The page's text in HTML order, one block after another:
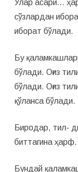
Улар асари…
сўзлардан
иборат бўлади.
Бу
бўлади. Оғиз
бўлади. Оғиз
қўланса бўлади.
Биродар, тил-
биттагина ҳарф.
Бундай